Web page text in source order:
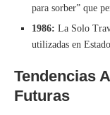
para sorber” que
1986: La Solo
utilizadas en
Tendencias
Futuras